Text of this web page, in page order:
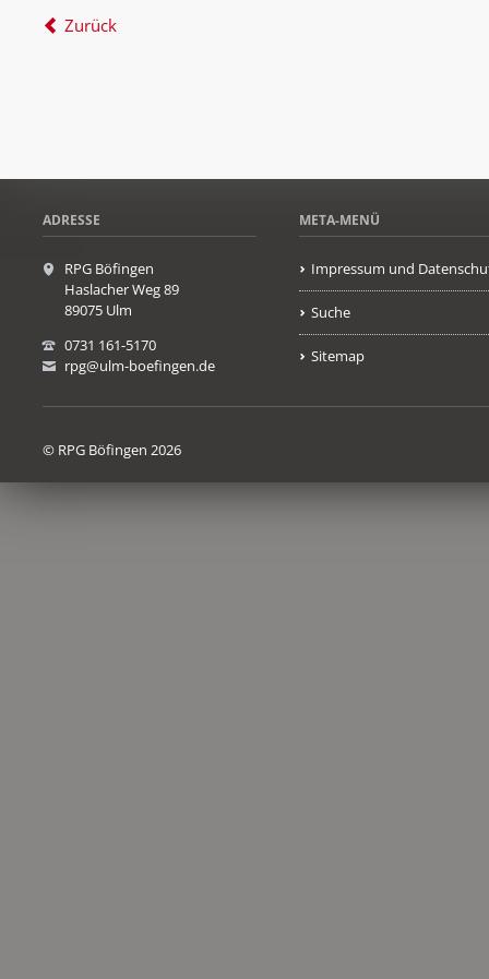
Zurück
ADRESSE
RPG Böfingen
Haslacher Weg 89
89075 Ulm
0731 161-5170
rpg@ulm-boefingen.de
META-MENÜ
Impressum und
Suche
Sitemap
© RPG Böfingen 2026